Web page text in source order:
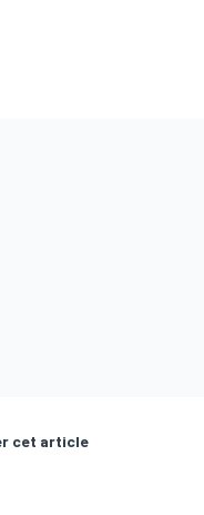
cet article